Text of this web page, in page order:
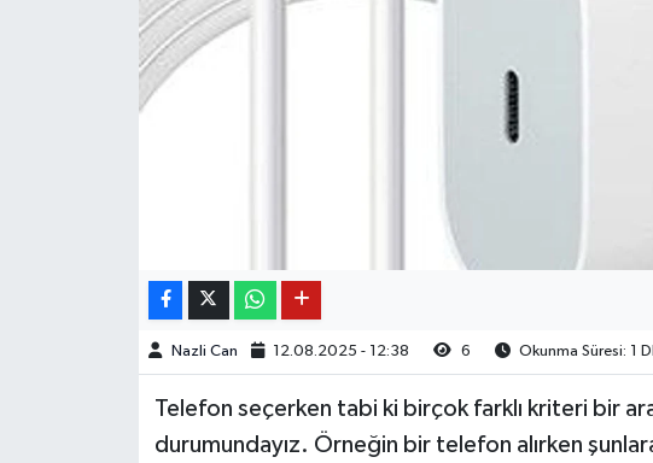
Nazli Can 12.08.2025 - 12:38 6 Okunma Süresi: 1
Telefon seçerken tabi ki birçok farklı kriteri bir
durumundayız. Örneğin bir telefon alırken